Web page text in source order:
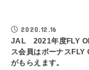
2020.12.16
JAL 2021年度FLY
ス会員はボーナスFLY
がもらえます。